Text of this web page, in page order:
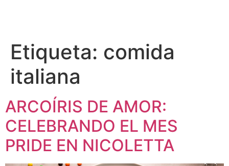
Etiqueta: comida
italiana
ARCOÍRIS DE AMOR:
CELEBRANDO EL MES
PRIDE EN NICOLETTA